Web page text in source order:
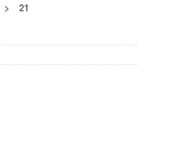
>
21